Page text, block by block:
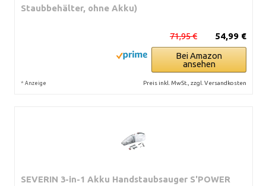
Staubbehälter, ohne Akku)
54,99 €
71,95 €
Bei Amazon
ansehen
* Anzeige Preis inkl. MwSt., zzgl. Versandkosten
SEVERIN 3-in-1 Akku Handstaubsauger S'POWER